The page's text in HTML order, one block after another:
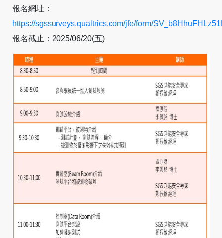
報名網址：
https://sgssurveys.qualtrics.com/jfe/form/
報名截止：2025/06/20(五)